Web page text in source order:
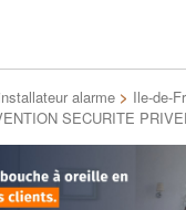
alarme > Ile-de-
SECURITE